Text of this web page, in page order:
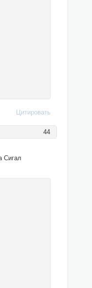
Цитировать
44
Сигал